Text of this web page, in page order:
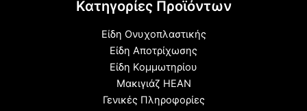
Κατηγορίες Προϊόντων
Είδη Ονυχοπλαστικής
Είδη Αποτρίχωσης
Είδη Κομμωτηρίου
Μακιγιάζ HEAN
Γενικές Πληροφορίες